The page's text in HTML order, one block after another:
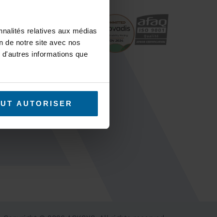
relatives aux médias
de notre site avec nos
informations que
AUTORISER
/ RMA
and